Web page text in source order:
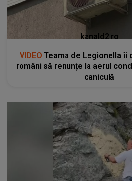
kanald2.ro
VIDEO Teama de Legionella îi
români să renunțe la aerul
caniculă